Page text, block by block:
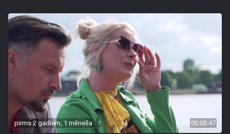
pirms 2 gadiem, 1 mēneša 00:03:47